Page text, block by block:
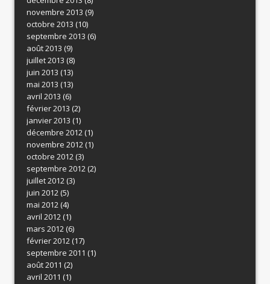
novembre 2013 (9)
octobre 2013 (10)
septembre 2013 (6)
août 2013 (9)
juillet 2013 (8)
juin 2013 (13)
mai 2013 (13)
avril 2013 (6)
février 2013 (2)
janvier 2013 (1)
décembre 2012(1)
novembre 2012(1)
octobre 2012(3)
septembre 2012(2)
juillet 2012(3)
juin 2012(5)
mai 2012(4)
avril 2012(1)
mars 2012(6)
février 2012(17)
septembre 2011 (1)
août 2011 (2)
avril 2011 (1)